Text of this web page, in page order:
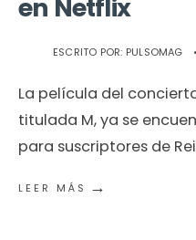
en Netflix
ESCRITO POR: PULSOMAG •
La película del
titulada M, ya se
para suscriptores de
LEER MÁS →